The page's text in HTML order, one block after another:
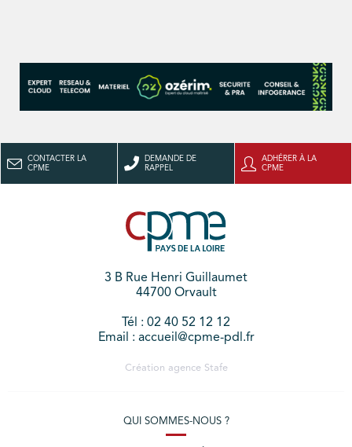
CONTACTER LA
CPME
DEMANDE DE
RAPPEL
ADHÉRER À LA
CPME
3 B Rue Henri Guillaumet
44700 Orvault
Tél : 02 40 52 12 12
Email : accueil@cpme-pdl.fr
Création agence Stafe
QUI SOMMES-NOUS ?